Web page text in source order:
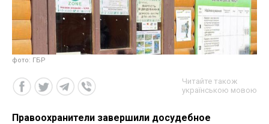
фото: ГБР
Читайте також
українською мовою
Правоохранители завершили досудебное